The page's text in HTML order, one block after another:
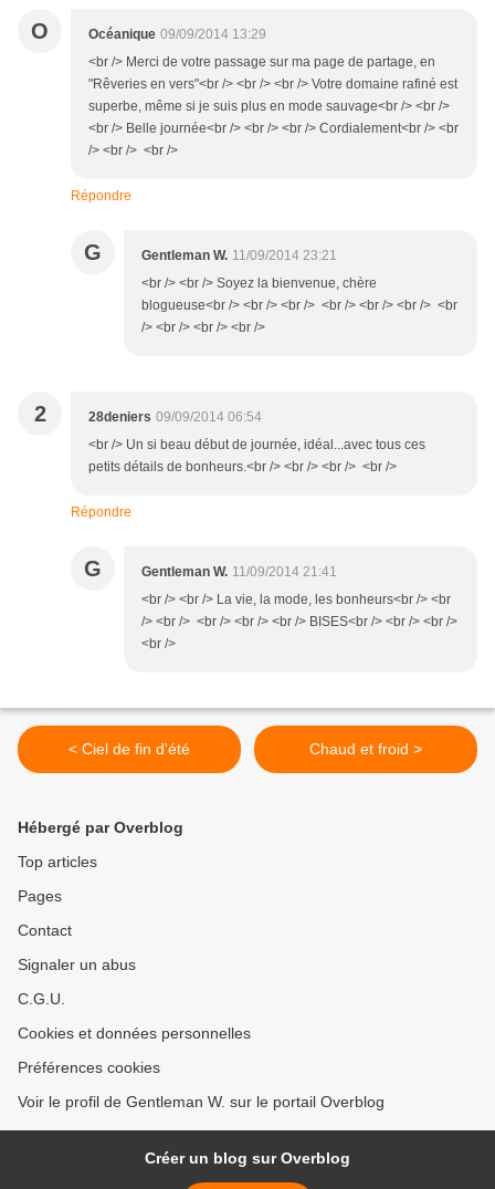
O Océanique 09/09/2014 13:29
<br /> Merci de votre passage sur ma page de partage, en
"Rêveries en vers"<br /> <br /> <br /> Votre domaine rafiné est
superbe, même si je suis plus en mode sauvage<br /> <br />
<br /> Belle journée<br /> <br /> <br /> Cordialement<br /> <br
/> <br /> <br />
Répondre
G Gentleman W. 11/09/2014 23:21
<br /> <br /> Soyez la bienvenue, chère
blogueuse<br /> <br /> <br /> <br /> <br /> <br /> <br
/> <br /> <br /> <br />
2 28deniers 09/09/2014 06:54
<br /> Un si beau début de journée, idéal...avec tous ces
petits détails de bonheurs.<br /> <br /> <br /> <br />
Répondre
G Gentleman W. 11/09/2014 21:41
<br /> <br /> La vie, la mode, les bonheurs<br /> <br
/> <br /> <br /> <br /> <br /> BISES<br /> <br /> <br />
<br />
< Ciel de fin d'été Chaud et froid >
Hébergé par Overblog
Top articles
Pages
Contact
Signaler un abus
C.G.U.
Cookies et données personnelles
Préférences cookies
Voir le profil de Gentleman W. sur le portail Overblog
Créer un blog sur Overblog